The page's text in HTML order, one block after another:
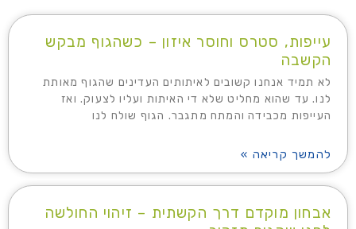
עייפות, סטרס וחוסר איזון – כשהגוף מבקש
הקשבה
לא תמיד אנחנו קשובים לאיתותים העדינים שהגוף מאותת
לנו. עד שהוא מחליט שלא די האיתות ועליו לצעוק. ואז
העייפות מכבידה והמתח מתגבר. הגוף שולח לנו
להמשך קריאה »
אבחון מוקדם דרך הקשתית – זיהוי החולשה